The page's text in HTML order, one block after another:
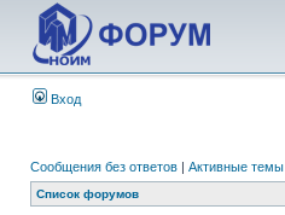
Вход
Сообщения без ответов | Активные темы
Список форумов